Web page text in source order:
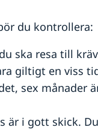
du kontrollera:
ska resa till
giltigt en viss
sex månader
är i gott skick.